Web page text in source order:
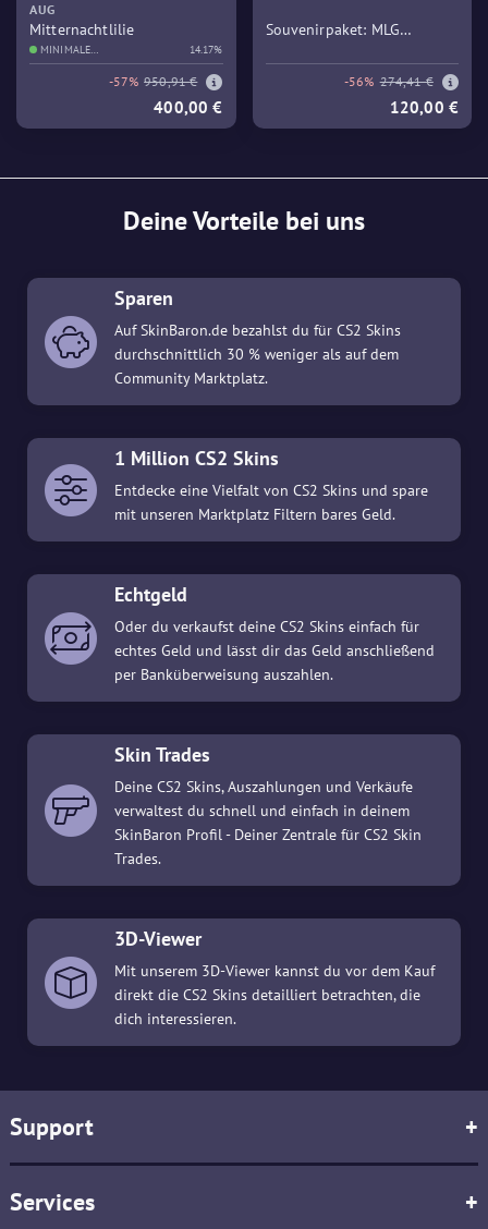
AUG
Mitternachtlilie
MINIMALE
GEBRAUCHSSPUREN
14.17%
-57% 950,91 €
400,00 €
Souvenirpaket: MLG
-56% 274,41 €
120,00 €
Deine Vorteile bei uns
Sparen
Auf SkinBaron.de bezahlst du für CS2 Skins
durchschnittlich 30 % weniger als auf dem
Community Marktplatz.
1 Million CS2 Skins
Entdecke eine Vielfalt von CS2 Skins und spare
mit unseren Marktplatz Filtern bares Geld.
Echtgeld
Oder du verkaufst deine CS2 Skins einfach für
echtes Geld und lässt dir das Geld anschließend
per Banküberweisung auszahlen.
Skin Trades
Deine CS2 Skins, Auszahlungen und Verkäufe
verwaltest du schnell und einfach in deinem
SkinBaron Profil - Deiner Zentrale für CS2 Skin
Trades.
3D-Viewer
Mit unserem 3D-Viewer kannst du vor dem Kauf
direkt die CS2 Skins detailliert betrachten, die
dich interessieren.
Support +
Services +